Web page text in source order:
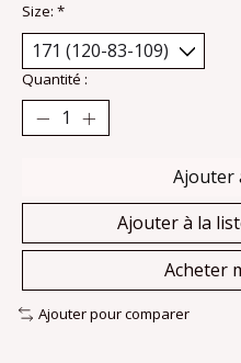
Size: *
Quantité :
Ajouter
Ajouter à la
Acheter
Ajouter pour comparer